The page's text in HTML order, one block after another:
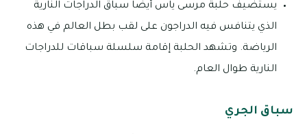
يستضيف حلبة مرسى ياس أيضاً سباق الدراجات النارية
الذي يتنافس فيه الدراجون على لقب بطل العالم في هذه
الرياضة. وتشهد الحلبة إقامة سلسلة سباقات للدراجات
النارية طوال العام.
سباق الجري